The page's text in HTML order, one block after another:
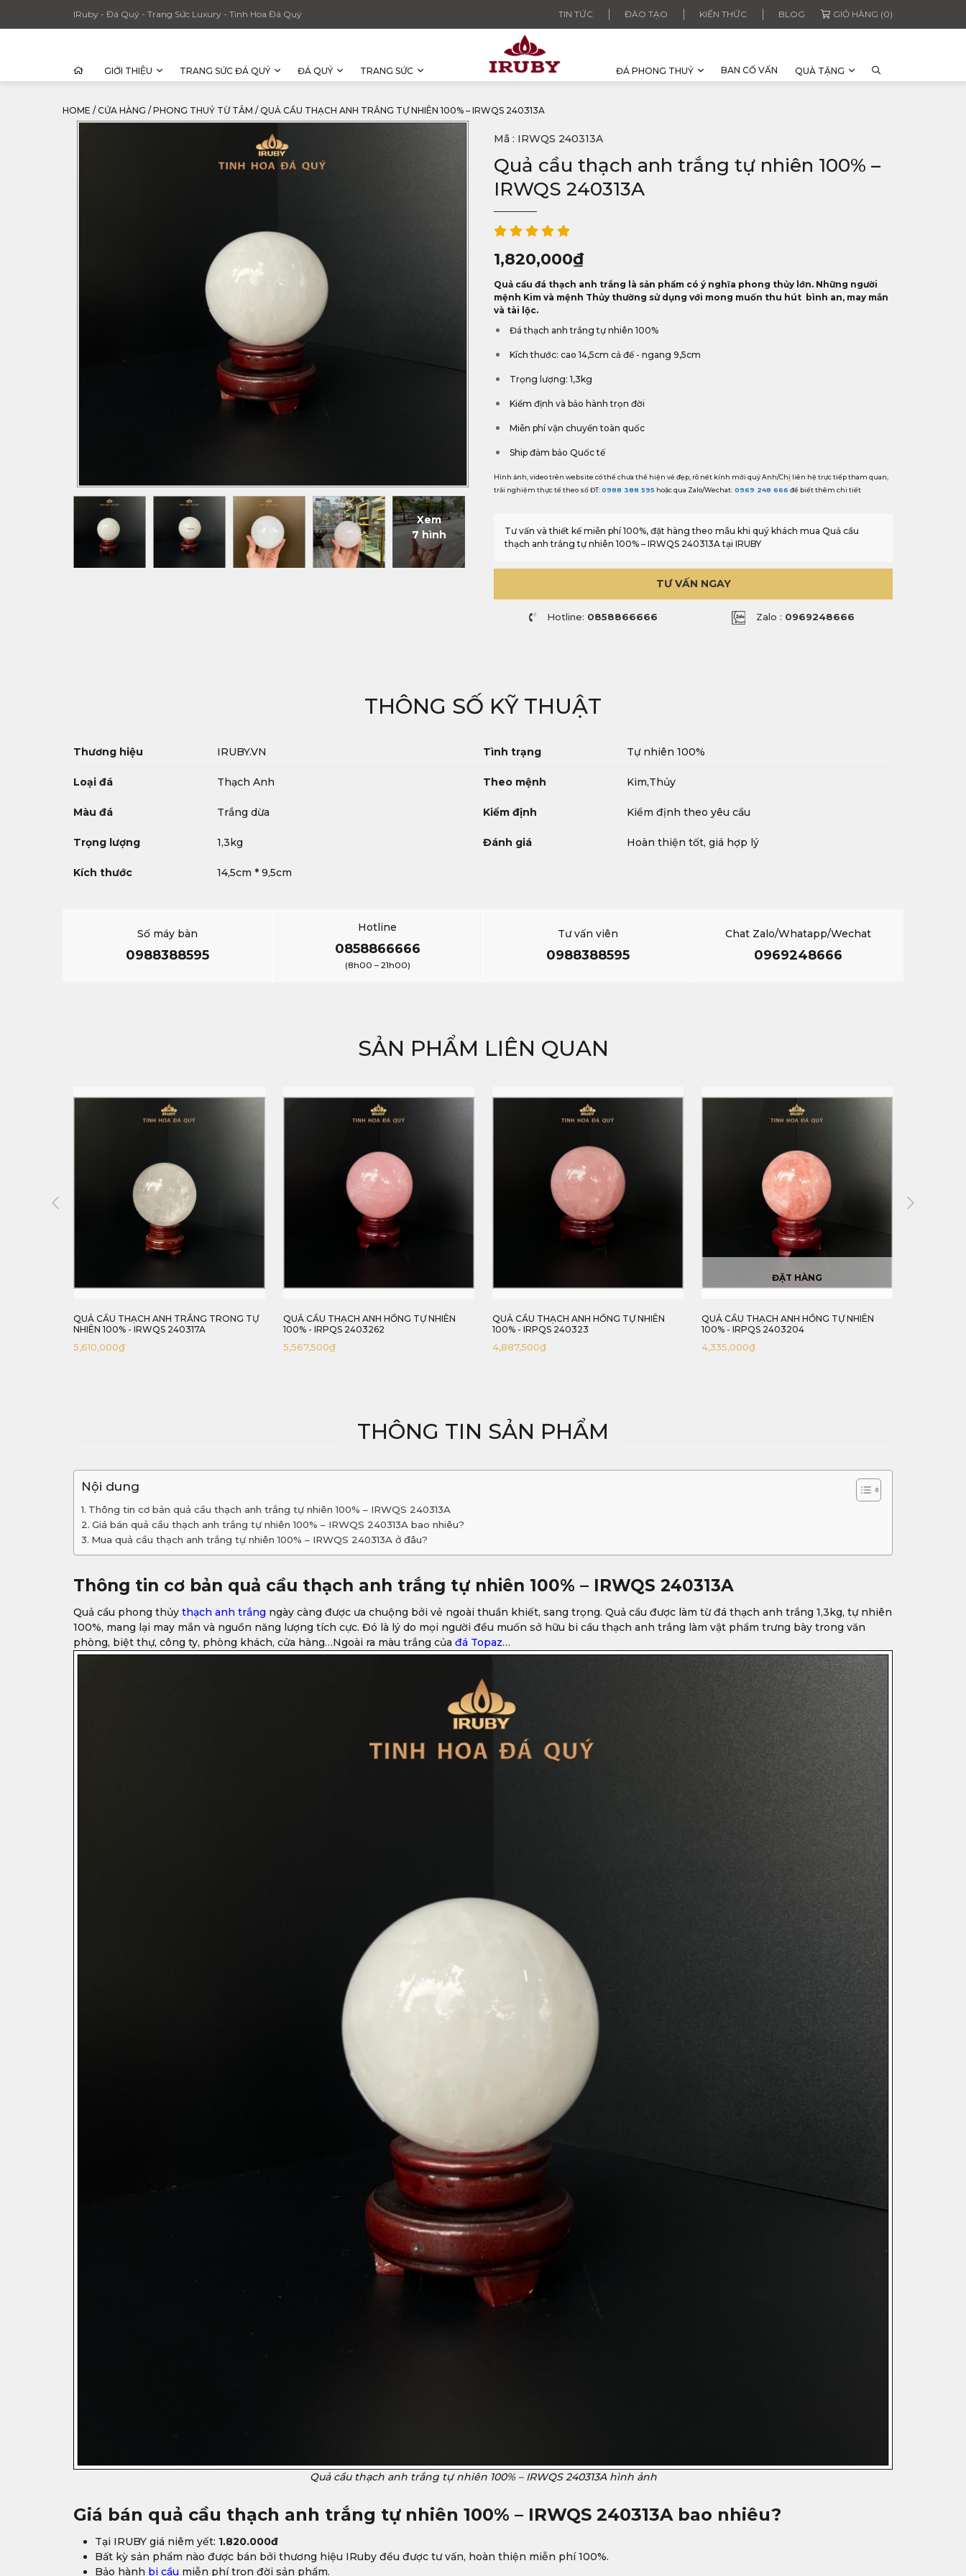
IRuby - Đá Quý - Trang Sức Luxury - Tinh Hoa Đá Quý TIN TỨC ĐÀO TẠO KIẾN THỨC BLOG GIỎ HÀNG (0)
GIỚI THIỆU TRANG SỨC ĐÁ QUÝ ĐÁ QUÝ TRANG SỨC ĐÁ PHONG THUỶ BAN CỐ VẤN QUÀ TẶNG
HOME / CỬA HÀNG / PHONG THUỶ TỪ TÂM / QUẢ CẦU THẠCH ANH TRẮNG TỰ NHIÊN 100% – IRWQS 240313A
Xem
7 hình
Mã : IRWQS 240313A
Quả cầu thạch anh trắng tự nhiên 100% –
IRWQS 240313A
1,820,000₫
Quả cầu đá thạch anh trắng là sản phẩm có ý nghĩa phong thủy lớn. Những người
mệnh Kim và mệnh Thủy thường sử dụng với mong muốn thu hút bình an, may mắn
và tài lộc.
Đá thạch anh trắng tự nhiên 100%
Kích thước: cao 14,5cm cả đế - ngang 9,5cm
Trọng lượng: 1,3kg
Kiểm định và bảo hành trọn đời
Miễn phí vận chuyển toàn quốc
Ship đảm bảo Quốc tế
Hình ảnh, video trên website có thể chưa thể hiện vẻ đẹp, rõ nét kính mời quý Anh/Chị liên hệ trực tiếp tham quan,
trải nghiệm thực tế theo số ĐT:0988 388 595 hoặc qua Zalo/Wechat: 0969 248 666 để biết thêm chi tiết
Tư vấn và thiết kế miễn phí 100%, đặt hàng theo mẫu khi quý khách mua Quả cầu
thạch anh trắng tự nhiên 100% – IRWQS 240313A tại IRUBY
TƯ VẤN NGAY
Hotline: 0858866666 Zalo : 0969248666
THÔNG SỐ KỸ THUẬT
Thương hiệu IRUBY.VN
Loại đá Thạch Anh
Màu đá Trắng dừa
Trọng lượng 1,3kg
Kích thước 14,5cm * 9,5cm
Tình trạng Tự nhiên 100%
Theo mệnh Kim,Thủy
Kiểm định Kiểm định theo yêu cầu
Đánh giá Hoàn thiện tốt, giá hợp lý
Số máy bàn
0988388595
Hotline
0858866666
(8h00 – 21h00)
Tư vấn viên
0988388595
Chat Zalo/Whatapp/Wechat
0969248666
SẢN PHẨM LIÊN QUAN
QUẢ CẦU THẠCH ANH HỒNG TỰ NHIÊN
100% - IRPQS 2403262
5,567,500₫
QUẢ CẦU THẠCH ANH HỒNG TỰ NHIÊN
100% - IRPQS 240323
4,887,500₫
QUẢ CẦU THẠCH ANH HỒNG TỰ NHIÊN
100% - IRPQS 2403204
4,335,000₫
QUẢ CẦU THẠCH ANH TRẮNG TỰ NHIÊN
100% - IRWQS 240313A
1,820,000₫
THÔNG TIN SẢN PHẨM
Nội dung
Thông tin cơ bản quả cầu thạch anh trắng tự nhiên 100% – IRWQS 240313A
Giá bán quả cầu thạch anh trắng tự nhiên 100% – IRWQS 240313A bao nhiêu?
Mua quả cầu thạch anh trắng tự nhiên 100% – IRWQS 240313A ở đâu?
Thông tin cơ bản quả cầu thạch anh trắng tự nhiên 100% – IRWQS 240313A
Quả cầu phong thủy thạch anh trắng ngày càng được ưa chuộng bởi vẻ ngoài thuần khiết, sang trọng. Quả cầu được làm từ đá thạch anh trắng 1,3kg, tự nhiên
100%, mang lại may mắn và nguồn năng lượng tích cực. Đó là lý do mọi người đều muốn sở hữu bi cầu thạch anh trắng làm vật phẩm trưng bày trong văn
phòng, biệt thự, công ty, phòng khách, cửa hàng…Ngoài ra màu trắng của đá Topaz…
Quả cầu thạch anh trắng tự nhiên 100% – IRWQS 240313A hình ảnh
Giá bán quả cầu thạch anh trắng tự nhiên 100% – IRWQS 240313A bao nhiêu?
Tại IRUBY giá niêm yết: 1.820.000đ
Bất kỳ sản phẩm nào được bán bởi thương hiệu IRuby đều được tư vấn, hoàn thiện miễn phí 100%.
Bảo hành bi cầu miễn phí trọn đời sản phẩm.